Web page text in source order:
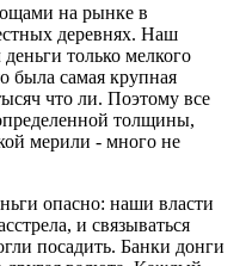
на рынке в
деревнях. Наш
только мелкого
была самая крупная
что ли. Поэтому все
толщины,
мерили - много не
опасно: наши власти
и связываться
посадить. Банки донги